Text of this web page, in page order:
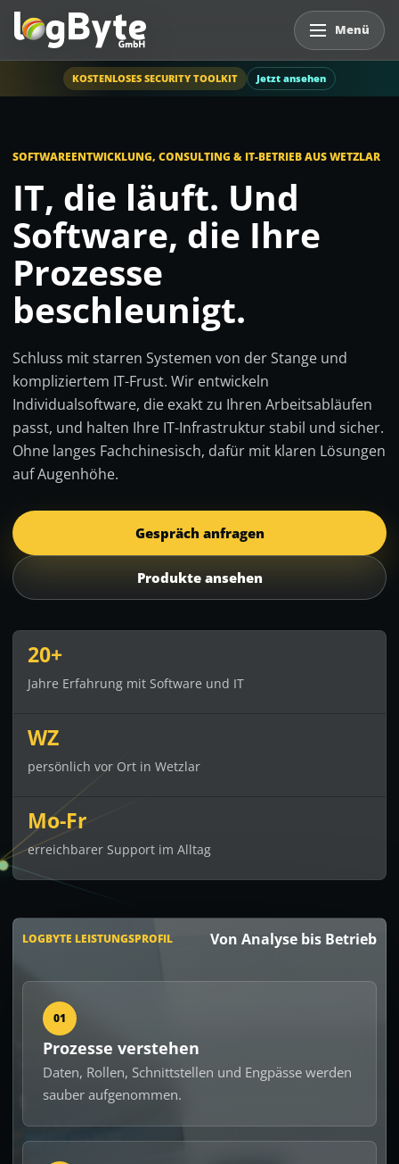
KOSTENLOSES SECURITY TOOLKIT Jetzt ansehen
Navigation öffnen
SOFTWAREENTWICKLUNG, CONSULTING & IT-BETRIEB AUS WETZLAR
IT, die läuft. Und
Software, die Ihre
Prozesse
beschleunigt.
Schluss mit starren Systemen von der Stange und
kompliziertem IT-Frust. Wir entwickeln
Individualsoftware, die exakt zu Ihren Arbeitsabläufen
passt, und halten Ihre IT-Infrastruktur stabil und sicher.
Ohne langes Fachchinesisch, dafür mit klaren Lösungen
auf Augenhöhe.
Gespräch anfragen
Produkte ansehen
20+
Jahre Erfahrung mit Software und IT
WZ
persönlich vor Ort in Wetzlar
Mo-Fr
erreichbarer Support im Alltag
LOGBYTE LEISTUNGSPROFIL Von Analyse bis Betrieb
01
Prozesse verstehen
Daten, Rollen, Schnittstellen und Engpässe werden
sauber aufgenommen.